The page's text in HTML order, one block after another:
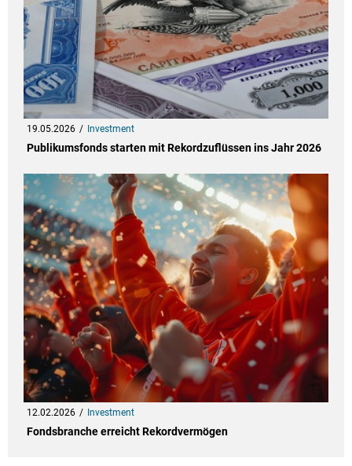
19.05.2026 Investment
Publikumsfonds starten mit Rekordzuflüssen ins Jahr 2026
12.02.2026 Investment
Fondsbranche erreicht Rekordvermögen